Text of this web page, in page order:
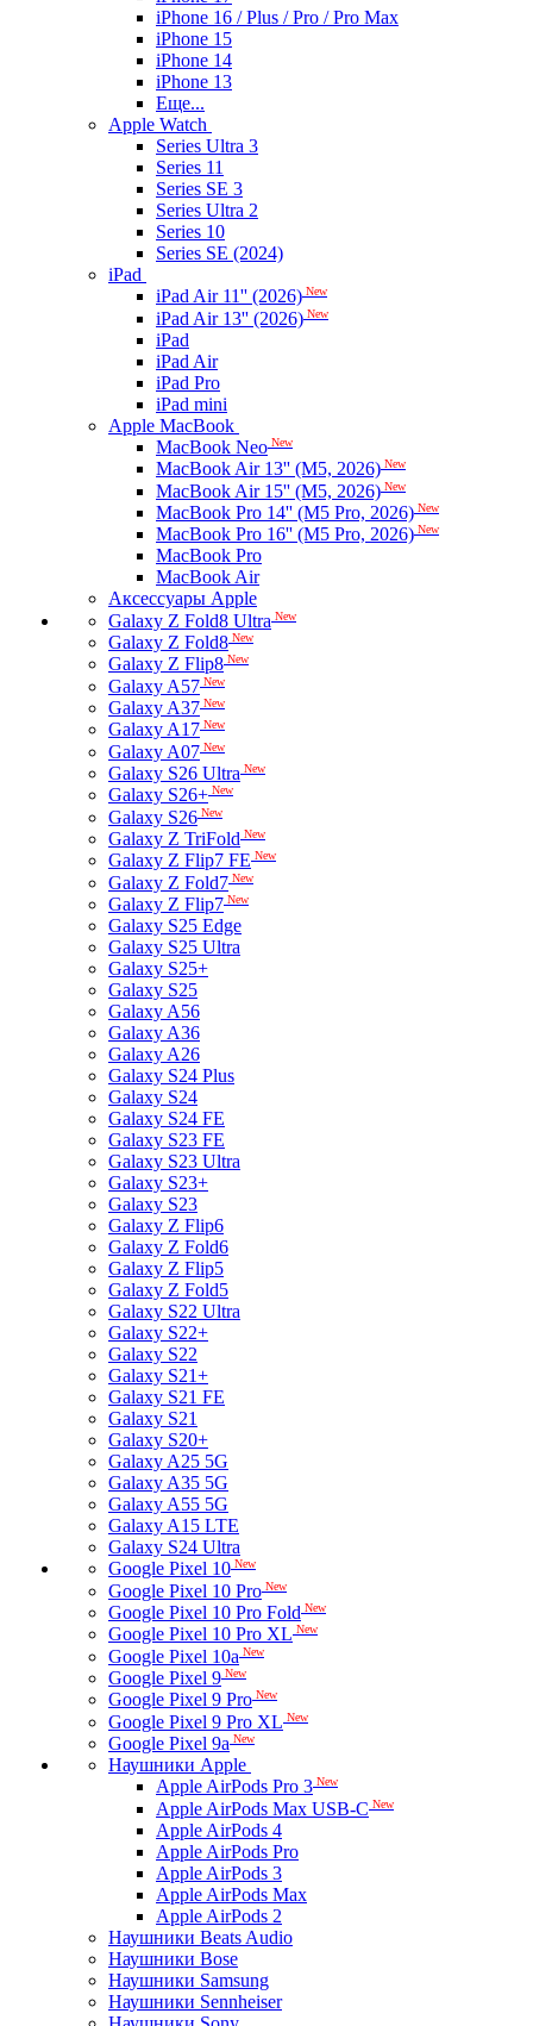
iPhone 16 / Plus / Pro / Pro Max
iPhone 15
iPhone 14
iPhone 13
Еще...
Apple Watch
Series Ultra 3
Series 11
Series SE 3
Series Ultra 2
Series 10
Series SE (2024)
iPad
iPad Air 11'' (2026) New
iPad Air 13'' (2026) New
iPad
iPad Air
iPad Pro
iPad mini
Apple MacBook
MacBook Neo New
MacBook Air 13'' (M5, 2026) New
MacBook Air 15'' (M5, 2026) New
MacBook Pro 14'' (M5 Pro, 2026) New
MacBook Pro 16'' (M5 Pro, 2026) New
MacBook Pro
MacBook Air
Аксессуары Apple
Galaxy Z Fold8 Ultra New
Galaxy Z Fold8 New
Galaxy Z Flip8 New
Galaxy A57 New
Galaxy A37 New
Galaxy A17 New
Galaxy A07 New
Galaxy S26 Ultra New
Galaxy S26+ New
Galaxy S26 New
Galaxy Z TriFold New
Galaxy Z Flip7 FE New
Galaxy Z Fold7 New
Galaxy Z Flip7 New
Galaxy S25 Edge
Galaxy S25 Ultra
Galaxy S25+
Galaxy S25
Galaxy A56
Galaxy A36
Galaxy A26
Galaxy S24 Plus
Galaxy S24
Galaxy S24 FE
Galaxy S23 FE
Galaxy S23 Ultra
Galaxy S23+
Galaxy S23
Galaxy Z Flip6
Galaxy Z Fold6
Galaxy Z Flip5
Galaxy Z Fold5
Galaxy S22 Ultra
Galaxy S22+
Galaxy S22
Galaxy S21+
Galaxy S21 FE
Galaxy S21
Galaxy S20+
Galaxy A25 5G
Galaxy A35 5G
Galaxy A55 5G
Galaxy A15 LTE
Galaxy S24 Ultra
Google Pixel 10 New
Google Pixel 10 Pro New
Google Pixel 10 Pro Fold New
Google Pixel 10 Pro XL New
Google Pixel 10a New
Google Pixel 9 New
Google Pixel 9 Pro New
Google Pixel 9 Pro XL New
Google Pixel 9a New
Наушники Apple
Apple AirPods Pro 3 New
Apple AirPods Max USB-C New
Apple AirPods 4
Apple AirPods Pro
Apple AirPods 3
Apple AirPods Max
Apple AirPods 2
Наушники Beats Audio
Наушники Bose
Наушники Samsung
Наушники Sennheiser